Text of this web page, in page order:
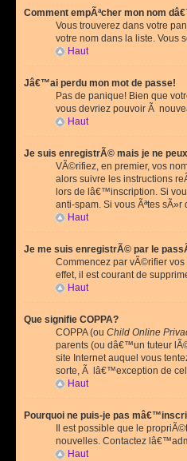
Comment empÃªcher mon nom
Vous trouverez dans votre
votre nom dans la liste. Vous
Haut
Jâ€™ai perdu mon mot de passe!
Pas de panique! Bien que
vous devriez pouvoir Ã
Haut
Je suis enregistrÃ© mais je ne
VÃ©rifiez, en premier, vos
alors suivre les instructions
lors de lâ€™inscription. Si
anti-spam. Si vous Ãªtes
Haut
Je me suis enregistrÃ© par le
Commencez par vÃ©rifier
effet, il est courant de
Haut
Que signifie COPPA?
COPPA (ou Child Online
parents (ou dâ€™un tuteur
site Internet auquel vous
sorte, Ã lâ€™exception de
Haut
Pourquoi ne puis-je pas
Il est possible que le
nouvelles. Contactez
Haut